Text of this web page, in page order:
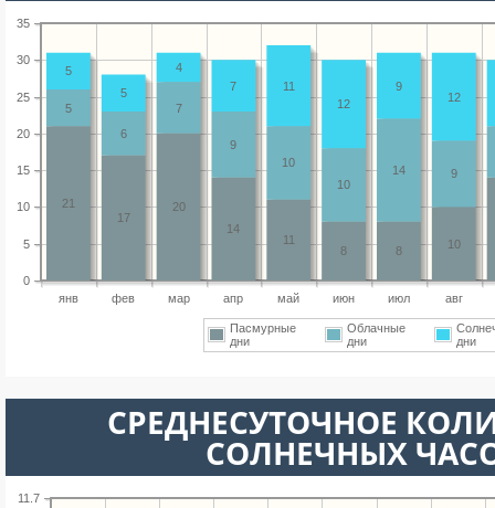
янв фев мар апр май июн июл авг
0
5
10
15
20
25
30
35
10
8
8
11
14
20
17
21
9
14
10
10
9
7
6
5
12
9
12
11
7
4
5
5
Пасмурные
дни
Облачные
дни
дни
СРЕДНЕСУТОЧНОЕ
СОЛНЕЧНЫХ
11.7